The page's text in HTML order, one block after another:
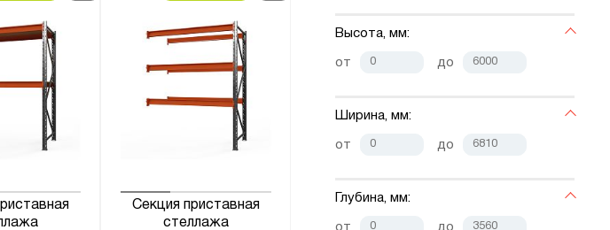
Секция приставная
стеллажа
Высота, мм:
от до
Ширина, мм:
от до
Глубина, мм:
от до